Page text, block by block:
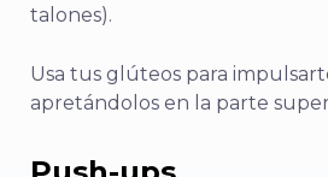
talones).
Usa tus glúteos para
apretándolos en la parte